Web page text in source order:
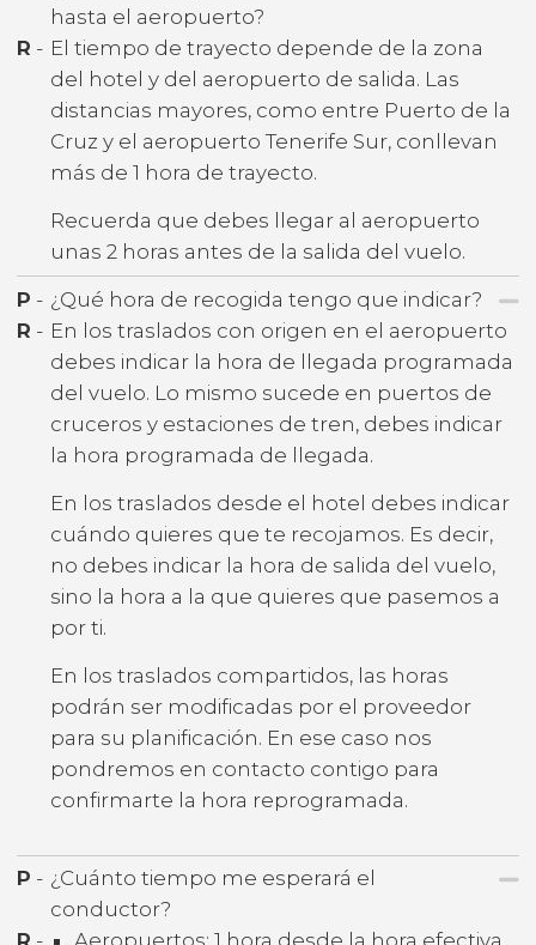
hasta el aeropuerto?
R - El tiempo de trayecto depende de la zona
del hotel y del aeropuerto de salida. Las
distancias mayores, como entre Puerto de la
Cruz y el aeropuerto Tenerife Sur, conllevan
más de 1 hora de trayecto.
Recuerda que debes llegar al aeropuerto
unas 2 horas antes de la salida del vuelo.
P - ¿Qué hora de recogida tengo que indicar?
R - En los traslados con origen en el aeropuerto
debes indicar la hora de llegada programada
del vuelo. Lo mismo sucede en puertos de
cruceros y estaciones de tren, debes indicar
la hora programada de llegada.
En los traslados desde el hotel debes indicar
cuándo quieres que te recojamos. Es decir,
no debes indicar la hora de salida del vuelo,
sino la hora a la que quieres que pasemos a
por ti.
En los traslados compartidos, las horas
podrán ser modificadas por el proveedor
para su planificación. En ese caso nos
pondremos en contacto contigo para
confirmarte la hora reprogramada.
P - ¿Cuánto tiempo me esperará el
conductor?
R -
Aeropuertos: 1 hora desde la hora efectiva